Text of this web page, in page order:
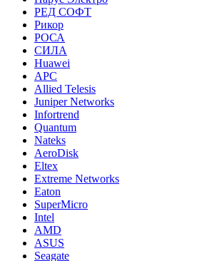
РЕД СОФТ
Рикор
РОСА
СИЛА
Huawei
APC
Allied Telesis
Juniper Networks
Infortrend
Quantum
Nateks
AeroDisk
Eltex
Extreme Networks
Eaton
SuperMicro
Intel
AMD
ASUS
Seagate